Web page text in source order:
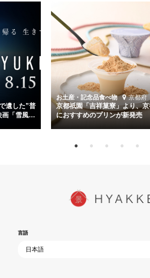
主演は「雪風」の艦長・寺澤一利を演じる竹
幸平を玉木宏が演じるほか、奥平大兼、田中
など実力派俳優が共演。そして戦艦大和と運
第二艦隊司令長官、伊藤整一を中井貴一が
る。
時代が再び、分断と暴力に揺れる現代。本作
道を歩んではいないか」と、彼らが命を
た”今”を生きる私達に問いかける。戦後80年
今だからこそ、尊い平和の価値を未来に繋ぐ
を多くの方にご覧いただきたい。
遺した”普
画「雪風
お土産・記念品食べ物 京都府
京都祇園「吉祥菓寮」より、
におすすめのプリンが新発売
言語